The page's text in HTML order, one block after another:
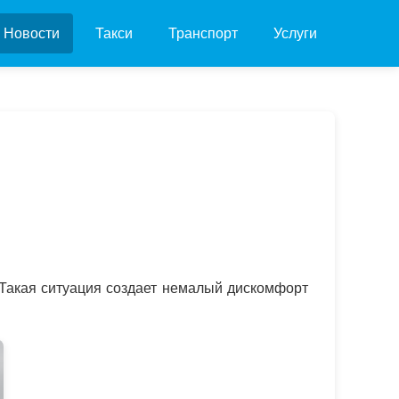
Новости Такси Транспорт Услуги
ситуация создает немалый дискомфорт